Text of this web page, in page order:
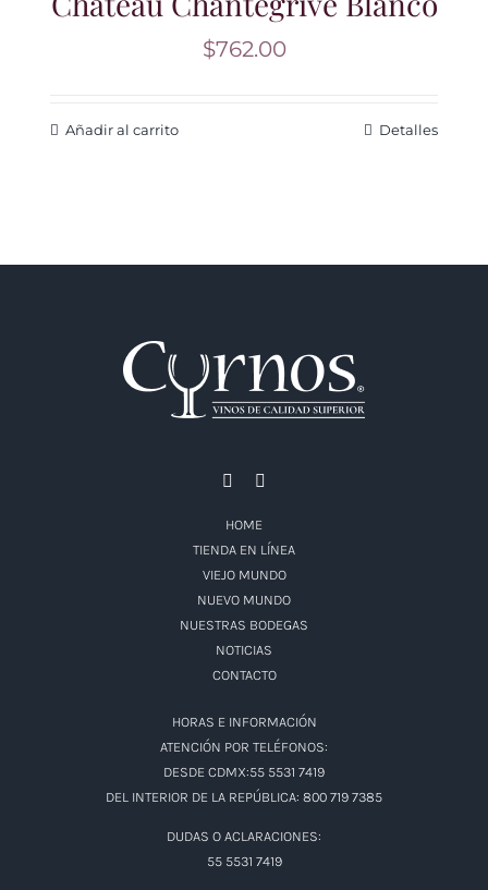
$762.00
Añadir al carrito Detalles
HOME
TIENDA EN LÍNEA
VIEJO MUNDO
NUEVO MUNDO
NUESTRAS BODEGAS
NOTICIAS
CONTACTO
HORAS E INFORMACIÓN
ATENCIÓN POR TELÉFONOS:
DESDE CDMX:55 5531 7419
DEL INTERIOR DE LA REPÚBLICA: 800 719 7385
DUDAS O ACLARACIONES:
55 5531 7419